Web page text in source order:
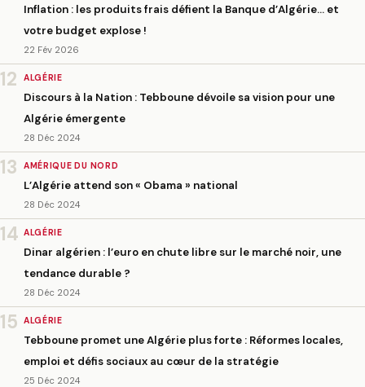
Inflation : les produits frais défient la Banque d’Algérie… et
votre budget explose !
22 Fév 2026
12 ALGÉRIE
Discours à la Nation : Tebboune dévoile sa vision pour une
Algérie émergente
28 Déc 2024
13 AMÉRIQUE DU NORD
L’Algérie attend son « Obama » national
28 Déc 2024
14 ALGÉRIE
Dinar algérien : l’euro en chute libre sur le marché noir, une
tendance durable ?
28 Déc 2024
15 ALGÉRIE
Tebboune promet une Algérie plus forte : Réformes locales,
emploi et défis sociaux au cœur de la stratégie
25 Déc 2024